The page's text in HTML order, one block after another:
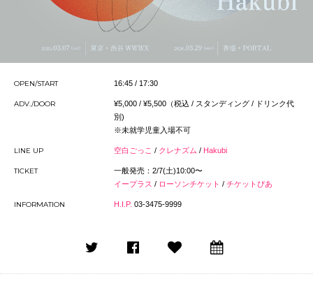
OPEN/START 16:45 / 17:30
ADV./DOOR
¥5,000 / ¥5,500（税込 / スタンディング / ドリンク代
別)
※未就学児童入場不可
LINE UP 空⽩ごっこ / クレナズム / Hakubi
TICKET
一般発売：2/7(土)10:00〜
イープラス / ローソンチケット / チケットぴあ
INFORMATION H.I.P. 03-3475-9999